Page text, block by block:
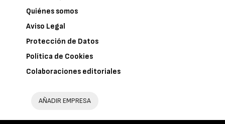
Quiénes somos
Aviso Legal
Protección de Datos
Política de Cookies
Colaboraciones editoriales
AÑADIR EMPRESA